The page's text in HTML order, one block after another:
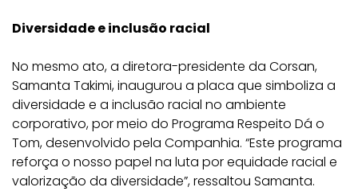
Diversidade e inclusão racial
No mesmo ato, a diretora-presidente da Corsan,
Samanta Takimi, inaugurou a placa que simboliza a
diversidade e a inclusão racial no ambiente
corporativo, por meio do Programa Respeito Dá o
Tom, desenvolvido pela Companhia. “Este programa
reforça o nosso papel na luta por equidade racial e
valorização da diversidade”, ressaltou Samanta.